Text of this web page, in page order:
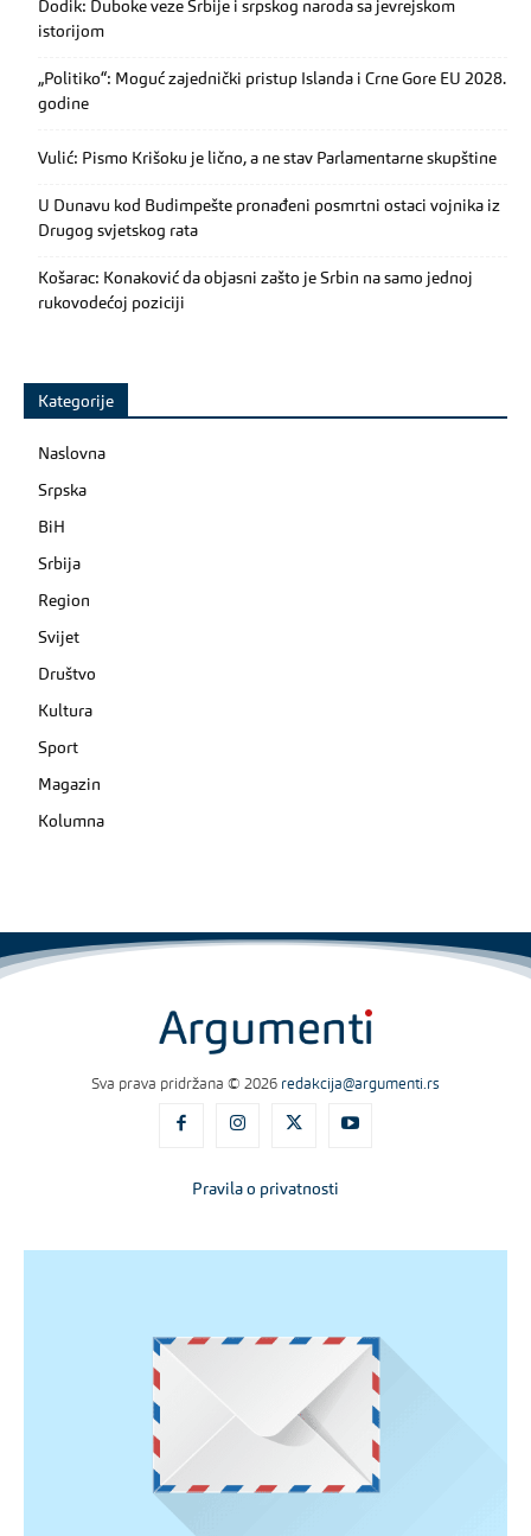
Dodik: Duboke veze Srbije i srpskog naroda sa jevrejskom
istorijom
„Politiko“: Moguć zajednički pristup Islanda i Crne Gore EU 2028.
godine
Vulić: Pismo Krišoku je lično, a ne stav Parlamentarne skupštine
U Dunavu kod Budimpešte pronađeni posmrtni ostaci vojnika iz
Drugog svjetskog rata
Košarac: Konaković da objasni zašto je Srbin na samo jednoj
rukovodećoj poziciji
Kategorije
Naslovna
Srpska
BiH
Srbija
Region
Svijet
Društvo
Kultura
Sport
Magazin
Kolumna
Sva prava pridržana © 2026 redakcija@argumenti.rs
Pravila o privatnosti